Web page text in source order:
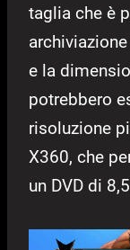
taglia che è
e la
potrebbero
risoluzione
X360, che
un DVD di